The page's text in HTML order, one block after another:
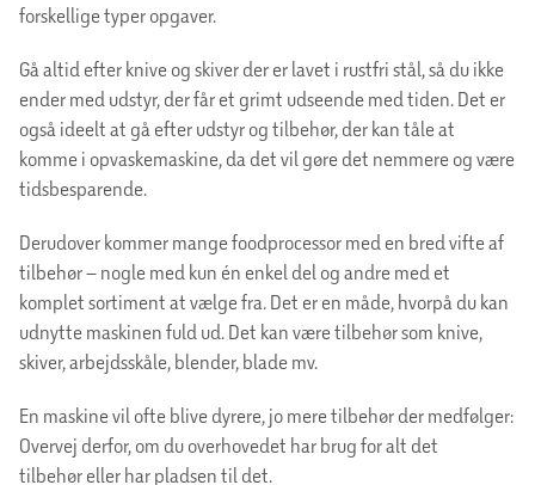
forskellige typer opgaver.
Gå altid efter knive og skiver der er lavet i rustfri stål, så du ikke
ender med udstyr, der får et grimt udseende med tiden. Det er
også ideelt at gå efter udstyr og tilbehør, der kan tåle at
komme i opvaskemaskine, da det vil gøre det nemmere og være
tidsbesparende.
Derudover kommer mange foodprocessor med en bred vifte af
tilbehør – nogle med kun én enkel del og andre med et
komplet sortiment at vælge fra. Det er en måde, hvorpå du kan
udnytte maskinen fuld ud. Det kan være tilbehør som knive,
skiver, arbejdsskåle, blender, blade mv.
En maskine vil ofte blive dyrere, jo mere tilbehør der medfølger:
Overvej derfor, om du overhovedet har brug for alt det
tilbehør eller har pladsen til det.